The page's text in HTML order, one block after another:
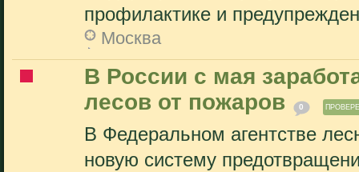
профилактике и
Москва
В России с мая
лесов от пожаров
0
В Федеральном агентстве
новую систему